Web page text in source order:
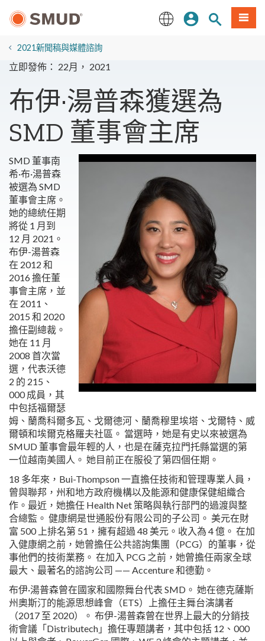
登入站內搜尋
選單
2021新聞稿與媒體諮詢
立即發佈： 22月， 2021
布伊·湯普森獲選為
SMD 董事會主席
SMD 董事南
希·布·湯普森
被選為 SMD
董事會主席。
她的總統任期
將從 1 月到
12 月 2021。
布伊-湯普森
在 2012 和
2016 擔任董
事會主席，並
在 2011、
2015 和 2020
擔任副總裁。
她在 11 月
2008 首次當
選，代表沃德
2 的 215、
000 成員，其
中包括福爾瑟
姆、蘭喬科爾多瓦、戈爾德河、蘭喬穆里埃塔、戈爾特、威
爾頓和埃爾克格羅夫社區。 當選時，她是有史以來被選為
SMUD 董事會最年輕的人，也是在薩克拉門托縣當選的第
一位越南美國人。 她目前正在服役了第四個任期。
18 多年來，Bui-Thompson 一直擔任技術和管理專業人員，
曾與聯邦，州和地方政府機構以及能源和健康保健組織合
作。最近，她擔任 Health Net 策略與執行部門的過渡與整
合總監。 健康網是世通股份有限公司的子公司。 美元在財
富 500 上排名第 51，擁有超過 48 美元。收入為 4 億。 在加
入健康網之前，她曾擔任公共諮詢集團（PCG）的董事，從
事他們的技術業務。 在加入 PCG 之前，她曾擔任兩家全球
最大、最著名的諮詢公司 —— Accenture 和德勤。
布伊·湯普森曾在國家和國際舞台代表 SMD。 她在德克薩斯
州奧斯汀的能源思想峰會（ETS）上擔任主舞台演講者
（2017 至 2020）。 布伊-湯普森曾在世界上最大的分銷技
術會議「Distributech」擔任專題講者，其中包括 12、000